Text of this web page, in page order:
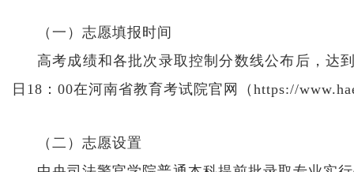
（一）志愿填报时间
高考成绩和各批次录取控制分数线公布后，达
日18：00在河南省教育考试院官网（https://
（二）志愿设置